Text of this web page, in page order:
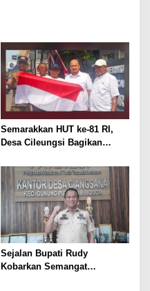
n
D
i
s
h
u
b
J
a
a
r
Semarakkan HUT ke-81 RI,
Desa Cileungsi Bagikan
Warga
Sejalan Bupati Rudy
Kobarkan Semangat